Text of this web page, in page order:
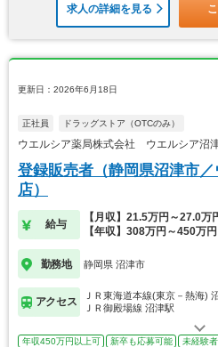
求人の詳細を見る
更新日：2026年6月18日
正社員 ドラッグストア（OTCのみ）
ウエルシア薬局株式会社 ウエルシア沼
登録販売者（静岡県沼津市
店）
給与
【月収】21.5万円～27.0万
【年収】308万円～450万円
勤務地 静岡県 沼津市
アクセス
ＪＲ東海道本線(東京－熱海)
ＪＲ御殿場線 沼津駅
年収450万円以上可 新卒も応募可能 未経験